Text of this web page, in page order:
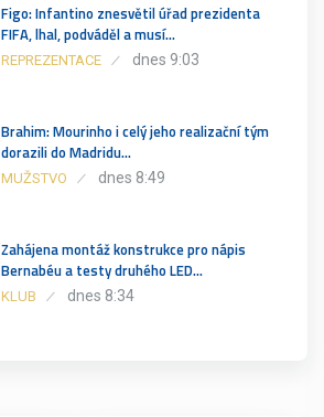
Figo: Infantino znesvětil úřad prezidenta
FIFA, lhal, podváděl a musí…
REPREZENTACE dnes 9:03
Brahim: Mourinho i celý jeho realizační tým
dorazili do Madridu…
MUŽSTVO dnes 8:49
Zahájena montáž konstrukce pro nápis
Bernabéu a testy druhého LED…
KLUB dnes 8:34